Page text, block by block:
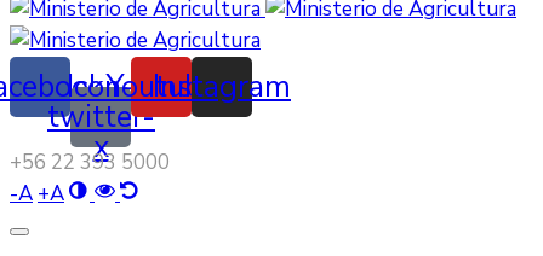
Icon-
twitter-
x
Youtube
Instagram
‭+56 22 393 5000‬
-A +A